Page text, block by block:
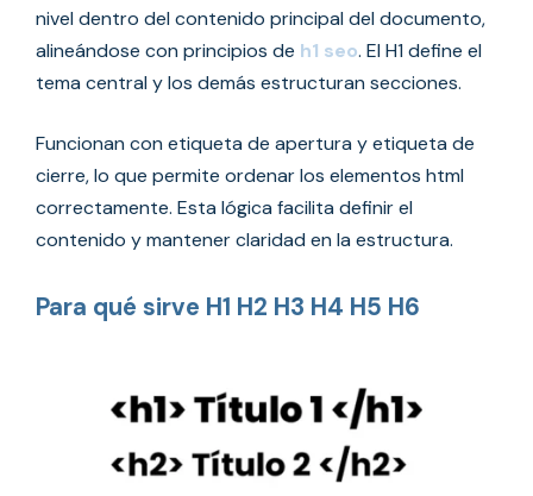
nivel dentro del contenido principal del documento,
alineándose con principios de h1 seo. El H1 define el
tema central y los demás estructuran secciones.
Funcionan con etiqueta de apertura y etiqueta de
cierre, lo que permite ordenar los elementos html
correctamente. Esta lógica facilita definir el
contenido y mantener claridad en la estructura.
Para qué sirve H1 H2 H3 H4 H5 H6